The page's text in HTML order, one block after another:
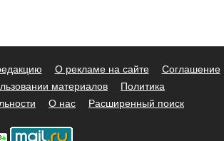
О рекламе на сайте
Соглашение
материалов
Политика
О нас Расширенный поиск